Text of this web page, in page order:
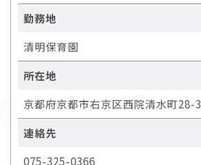
勤務地
清明保育園
所在地
京都府京都市右京区西院清水町28-3
連絡先
075-325-0366